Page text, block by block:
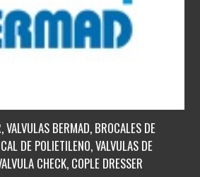
VALVULAS BERMAD, BROCALES DE
DE POLIETILENO, VALVULAS DE
CHECK, COPLE DRESSER